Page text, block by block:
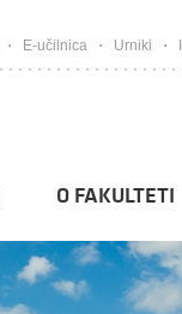
E-učilnica Urniki
O FAKULTETI